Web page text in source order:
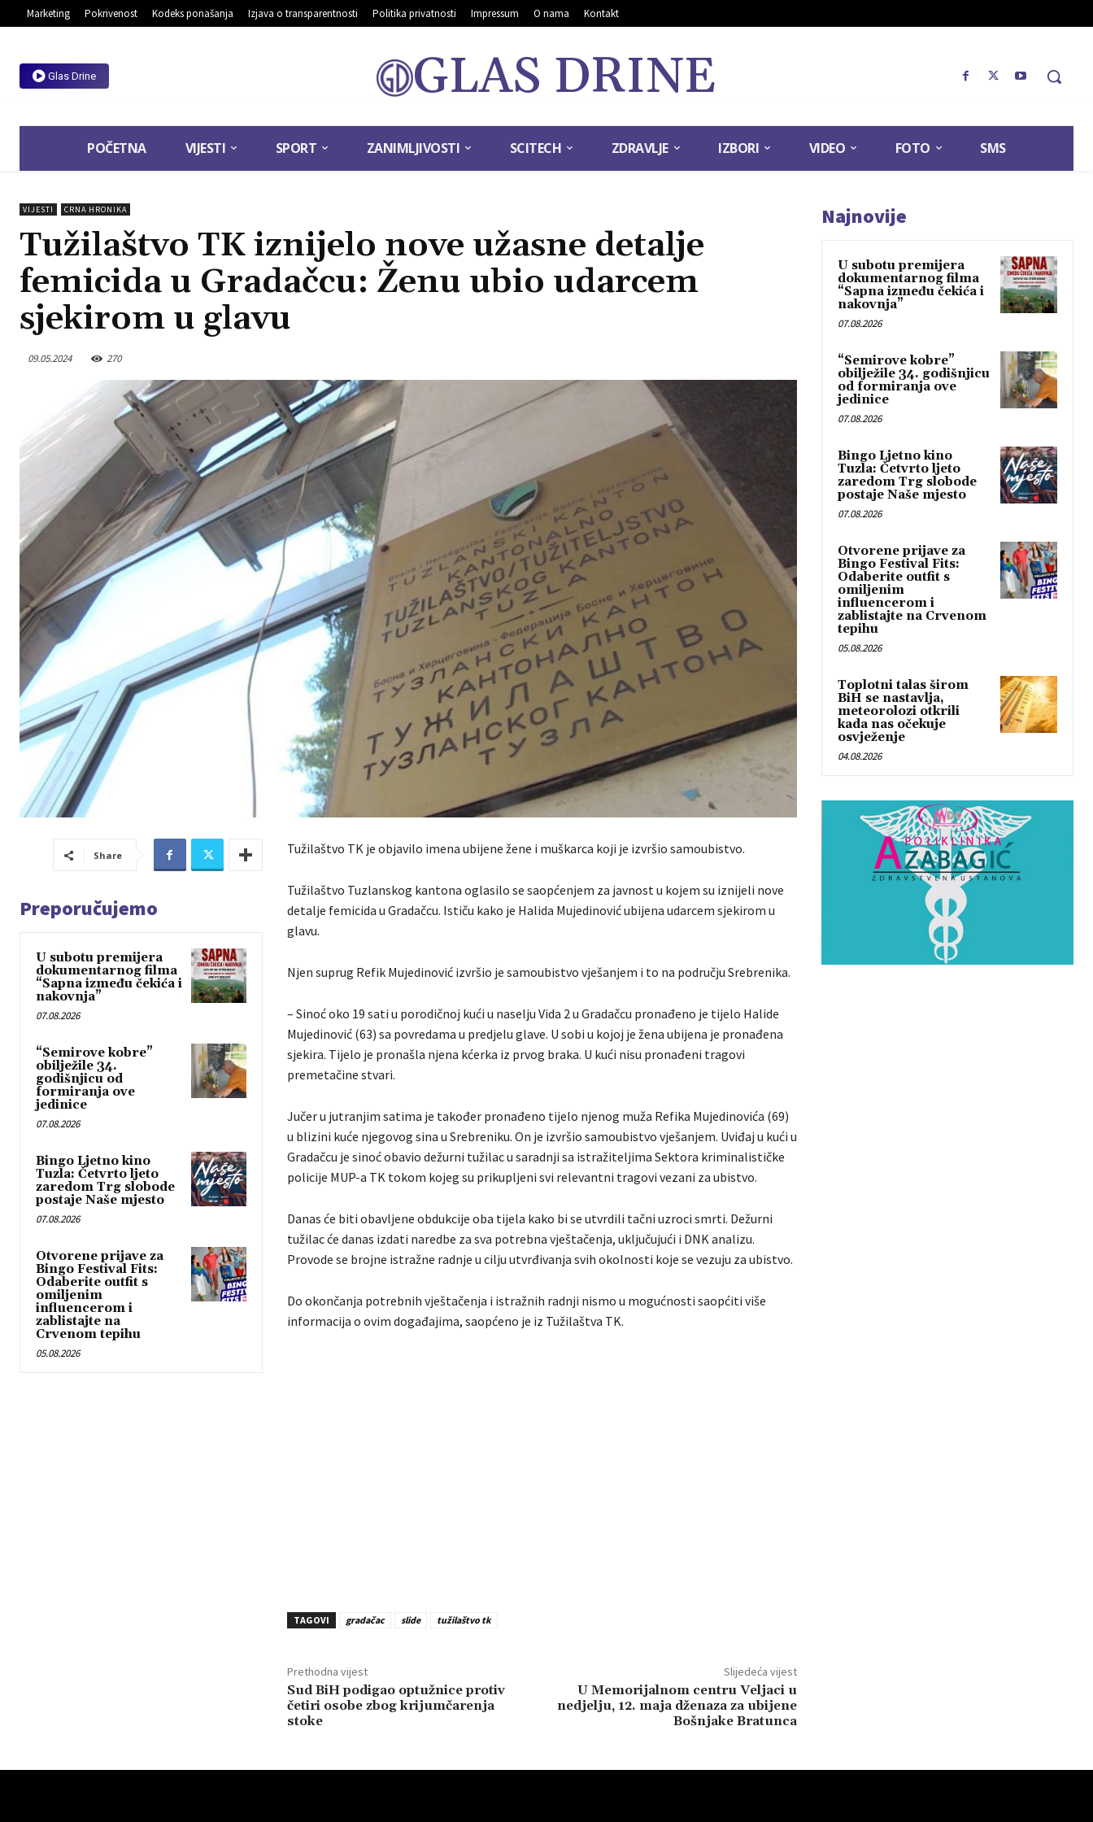
Marketing Pokrivenost Kodeks ponašanja Izjava o transparentnosti Politika privatnosti Impressum O nama Kontakt
Glas Drine GLAS DRINE
POČETNA VIJESTI SPORT ZANIMLJIVOSTI SCITECH ZDRAVLJE IZBORI VIDEO FOTO SMS
VIJESTI CRNA HRONIKA
Tužilaštvo TK iznijelo nove užasne detalje
femicida u Gradačcu: Ženu ubio udarcem
sjekirom u glavu
09.05.2024 270
Share
Preporučujemo
U subotu premijera
dokumentarnog filma
“Sapna između čekića i
nakovnja”
07.08.2026
“Semirove kobre”
obilježile 34.
godišnjicu od
formiranja ove
jedinice
07.08.2026
Bingo Ljetno kino
Tuzla: Četvrto ljeto
zaredom Trg slobode
postaje Naše mjesto
07.08.2026
Otvorene prijave za
Bingo Festival Fits:
Odaberite outfit s
omiljenim
influencerom i
zablistajte na
Crvenom tepihu
05.08.2026
Tužilaštvo TK je objavilo imena ubijene žene i muškarca koji je izvršio samoubistvo.
Tužilaštvo Tuzlanskog kantona oglasilo se saopćenjem za javnost u kojem su iznijeli nove
detalje femicida u Gradačcu. Ističu kako je Halida Mujedinović ubijena udarcem sjekirom u
glavu.
Njen suprug Refik Mujedinović izvršio je samoubistvo vješanjem i to na području Srebrenika.
– Sinoć oko 19 sati u porodičnoj kući u naselju Vida 2 u Gradačcu pronađeno je tijelo Halide
Mujedinović (63) sa povredama u predjelu glave. U sobi u kojoj je žena ubijena je pronađena
sjekira. Tijelo je pronašla njena kćerka iz prvog braka. U kući nisu pronađeni tragovi
premetačine stvari.
Jučer u jutranjim satima je također pronađeno tijelo njenog muža Refika Mujedinovića (69)
u blizini kuće njegovog sina u Srebreniku. On je izvršio samoubistvo vješanjem. Uviđaj u kući u
Gradačcu je sinoć obavio dežurni tužilac u saradnji sa istražiteljima Sektora kriminalističke
policije MUP-a TK tokom kojeg su prikupljeni svi relevantni tragovi vezani za ubistvo.
Danas će biti obavljene obdukcije oba tijela kako bi se utvrdili tačni uzroci smrti. Dežurni
tužilac će danas izdati naredbe za sva potrebna vještačenja, uključujući i DNK analizu.
Provode se brojne istražne radnje u cilju utvrđivanja svih okolnosti koje se vezuju za ubistvo.
Do okončanja potrebnih vještačenja i istražnih radnji nismo u mogućnosti saopćiti više
informacija o ovim događajima, saopćeno je iz Tužilaštva TK.
TAGOVI gradačac slide tužilaštvo tk
Prethodna vijest
Sud BiH podigao optužnice protiv
četiri osobe zbog krijumčarenja
stoke
Slijedeća vijest
U Memorijalnom centru Veljaci u
nedjelju, 12. maja dženaza za ubijene
Bošnjake Bratunca
Najnovije
U subotu premijera
dokumentarnog filma
“Sapna između čekića i
nakovnja”
07.08.2026
“Semirove kobre”
obilježile 34. godišnjicu
od formiranja ove
jedinice
07.08.2026
Bingo Ljetno kino
Tuzla: Četvrto ljeto
zaredom Trg slobode
postaje Naše mjesto
07.08.2026
Otvorene prijave za
Bingo Festival Fits:
Odaberite outfit s
omiljenim
influencerom i
zablistajte na Crvenom
tepihu
05.08.2026
Toplotni talas širom
BiH se nastavlja,
meteorolozi otkrili
kada nas očekuje
osvježenje
04.08.2026